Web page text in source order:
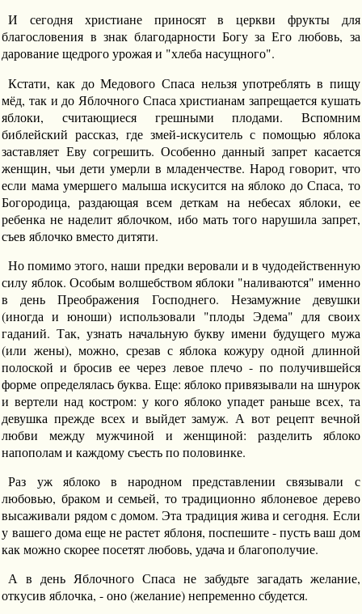
И сегодня христиане приносят в церкви фрукты для
благословения в знак благодарности Богу за Его любовь, за
дарование щедрого урожая и "хлеба насущного".
Кстати, как до Медового Спаса нельзя употреблять в пищу
мёд, так и до Яблочного Спаса христианам запрещается кушать
яблоки, считающиеся грешными плодами. Вспомним
библейский рассказ, где змей-искуситель с помощью яблока
заставляет Еву согрешить. Особенно данный запрет касается
женщин, чьи дети умерли в младенчестве. Народ говорит, что
если мама умершего малыша искусится на яблоко до Спаса, то
Богородица, раздающая всем деткам на небесах яблоки, ее
ребенка не наделит яблочком, ибо мать того нарушила запрет,
съев яблочко вместо дитяти.
Но помимо этого, наши предки веровали и в чудодейственную
силу яблок. Особым волшебством яблоки "наливаются" именно
в день Преображения Господнего. Незамужние девушки
(иногда и юноши) использовали "плоды Эдема" для своих
гаданий. Так, узнать начальную букву имени будущего мужа
(или жены), можно, срезав с яблока кожуру одной длинной
полоской и бросив ее через левое плечо - по получившейся
форме определялась буква. Еще: яблоко привязывали на шнурок
и вертели над костром: у кого яблоко упадет раньше всех, та
девушка прежде всех и выйдет замуж. А вот рецепт вечной
любви между мужчиной и женщиной: разделить яблоко
напополам и каждому съесть по половинке.
Раз уж яблоко в народном представлении связывали с
любовью, браком и семьей, то традиционно яблоневое дерево
высаживали рядом с домом. Эта традиция жива и сегодня. Если
у вашего дома еще не растет яблоня, поспешите - пусть ваш дом
как можно скорее посетят любовь, удача и благополучие.
А в день Яблочного Спаса не забудьте загадать желание,
откусив яблочка, - оно (желание) непременно сбудется.